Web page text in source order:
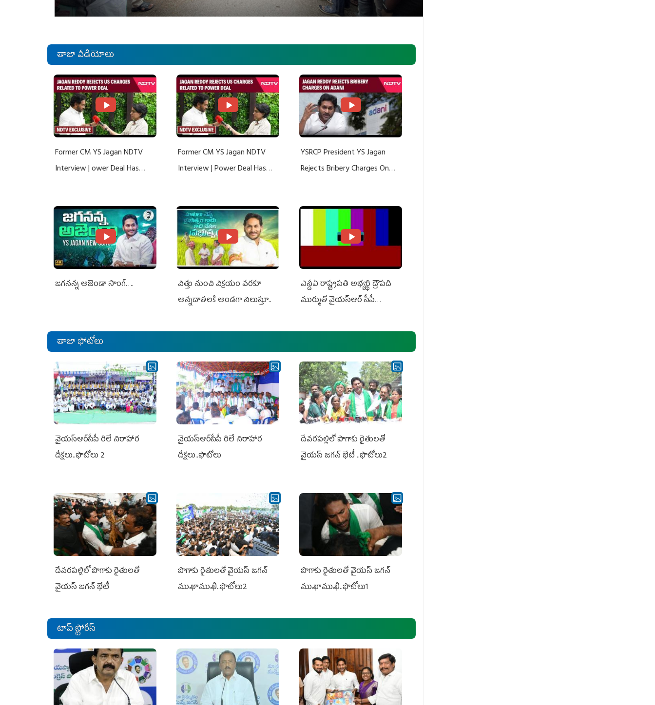
తాజా వీడియోలు
Former CM YS Jagan NDTV
Interview | ower Deal Has
Former CM YS Jagan NDTV
Interview | Power Deal Has
YSRCP President YS Jagan
Rejects Bribery Charges On
జగనన్న అజెండా సాంగ్….
విత్తు నుంచి విక్రయం వరకూ
అన్నదాతలకి అండగా నిలుస్తూ..
ఎన్డీఏ రాష్ట్ర‌ప‌తి అభ్య‌ర్థి ద్రౌప‌ది
ముర్ముతో వైయ‌స్ఆర్ సీపీ
ఎమ్మెల్యేలు, ఎంపీల స‌మావేశం
తాజా ఫోటోలు
వైయ‌స్ఆర్‌సీపీ రిలే నిరాహార
దీక్షలు..ఫొటోలు 2
వైయ‌స్ఆర్‌సీపీ రిలే నిరాహార
దీక్షలు..ఫొటోలు
దేవరపల్లిలో పొగాకు రైతులతో
వైయస్ జగన్ భేటీ ..ఫొటోలు2
దేవరపల్లిలో పొగాకు రైతులతో
వైయస్ జగన్ భేటీ
పొగాకు రైతుల‌తో వైయ‌స్ జ‌గ‌న్
ముఖాముఖి..ఫొటోలు2
పొగాకు రైతుల‌తో వైయ‌స్ జ‌గ‌న్
ముఖాముఖి..ఫొటోలు1
టాప్ స్టోరీస్